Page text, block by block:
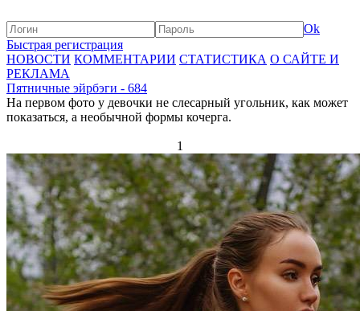
Ok
Быстрая регистрация
НОВОСТИ КОММЕНТАРИИ СТАТИСТИКА О САЙТЕ И
РЕКЛАМА
Пятничные эйрбэги - 684
На первом фото у девочки не слесарный угольник, как может
показаться, а необычной формы кочерга.
1